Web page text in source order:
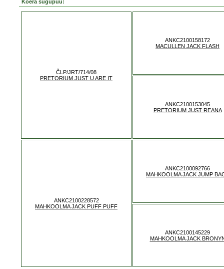
Koera sugupuu:
ČLP/JRT/714/08
PRETORIUM JUST U ARE IT
ANKC2100158172
MACULLEN JACK FLASH
ANKC2100153045
PRETORIUM JUST REANA
ANKC2100228572
MAHKOOLMA JACK PUFF PUFF
ANKC2100092766
MAHKOOLMA JACK JUMP
ANKC2100145229
MAHKOOLMA JACK